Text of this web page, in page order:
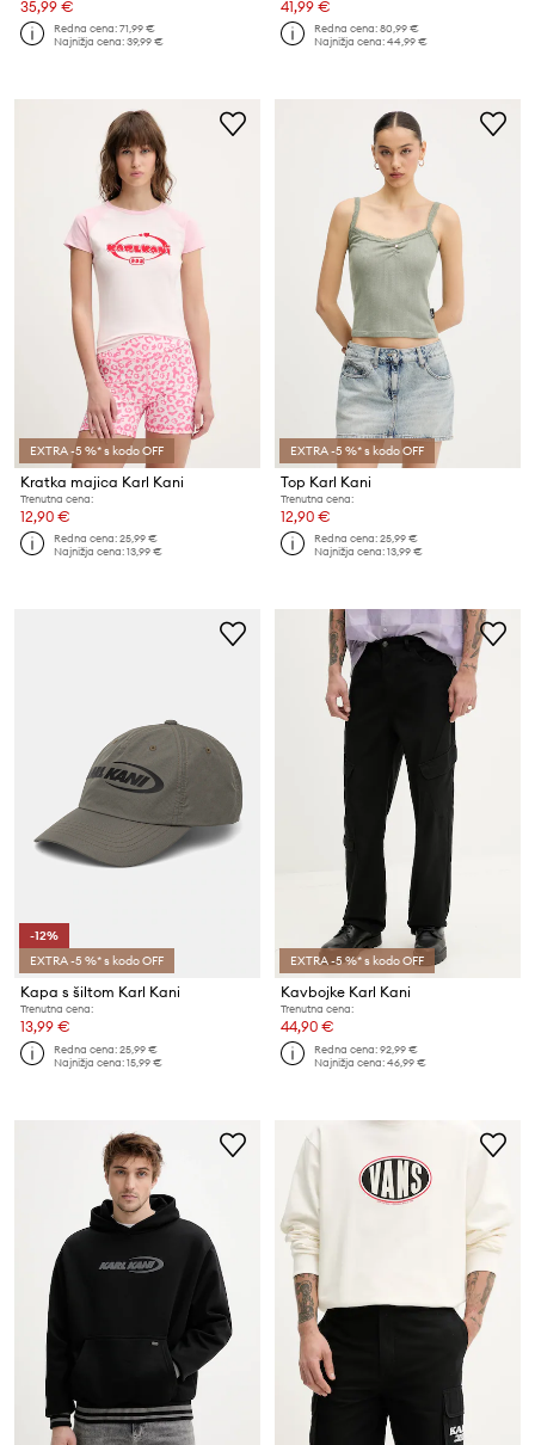
35,99 €
Redna cena:71,99 €
Najnižja cena:39,99 €
41,99 €
Redna cena:80,99 €
Najnižja cena:44,99 €
EXTRA -5 %* s kodo OFF
Kratka majica Karl Kani
Trenutna cena:
12,90 €
Redna cena:25,99 €
Najnižja cena:13,99 €
EXTRA -5 %* s kodo OFF
Top Karl Kani
Trenutna cena:
12,90 €
Redna cena:25,99 €
Najnižja cena:13,99 €
-12%
EXTRA -5 %* s kodo OFF
Kapa s šiltom Karl Kani
Trenutna cena:
13,99 €
Redna cena:25,99 €
Najnižja cena:15,99 €
EXTRA -5 %* s kodo OFF
Kavbojke Karl Kani
Trenutna cena:
44,90 €
Redna cena:92,99 €
Najnižja cena:46,99 €